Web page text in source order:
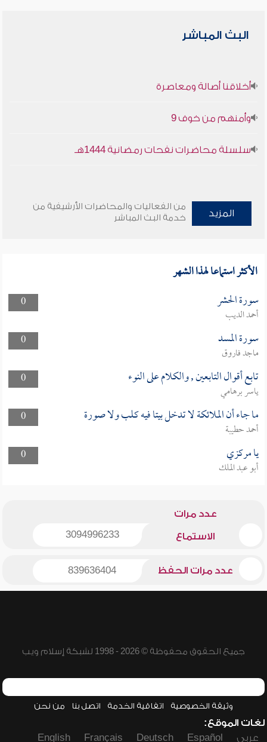
البث المباشر
أخلاقنا أصالة ومعاصرة
وأمنهم من خوف 9
سلسلة محاضرات نفحات رمضانية 1444هـ
المزيد
من الفعاليات والمحاضرات الأرشيفية من
خدمة البث المباشر
الأكثر استماعا لهذا الشهر
0 سورة الحشر
أحمد الديب
0
سورة المسد
ماجد فاروق
0
تابع أقوال التابعين , والكلام على النوء
ياسر برهامي
0
ما جاء أن الملائكة لا تدخل بيتا فيه كلب ولا صورة
أحمد حطيبة
0
يا مركزي
أبو عبد الملك
عدد مرات
الاستماع 3094996233
عدد مرات الحفظ 839636404
جميع الحقوق محفوظة © 2026 - 1998 لشبكة إسلام ويب
وثيقة الخصوصية اتفاقية الخدمة اتصل بنا من نحن
لغات الموقع:
عربي
Español
Deutsch
Français
English